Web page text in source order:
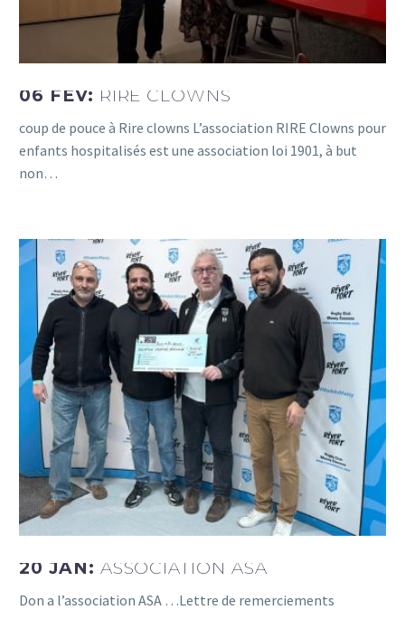
06 FÉV: RIRE CLOWNS
coup de pouce à Rire clowns L’association RIRE Clowns pour
enfants hospitalisés est une association loi 1901, à but
non…
20 JAN: ASSOCIATION ASA
Don a l’association ASA …Lettre de remerciements